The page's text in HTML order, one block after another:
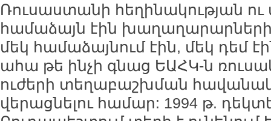
Ռուսաստանի հեղինակության ու
համաձայն էին
մեկ համաձայնում էին, մեկ դեմ
ահա թե ինչի գնաց ԵԱՀԿ-ն
ուժերի տեղաբաշխման
վերացնելու համար: 1994 թ.